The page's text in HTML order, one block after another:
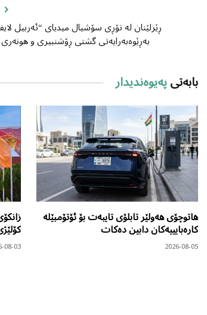
ڕێزلێنان لە تۆڕی سۆشیال میدیای “ئەربیل
بەڕێوەبەرایەتی گشتی ڕۆشنبیری و هونەری
بابەتیپەیوەندیدار
هاتوچۆی هەولێر تابلۆی تایبەت بۆ ئۆتۆمبێلە
کارەبایییەکان دابین دەکات
2026-08-05
08-03